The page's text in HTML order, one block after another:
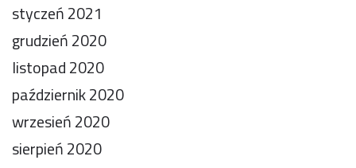
styczeń 2021
grudzień 2020
listopad 2020
październik 2020
wrzesień 2020
sierpień 2020